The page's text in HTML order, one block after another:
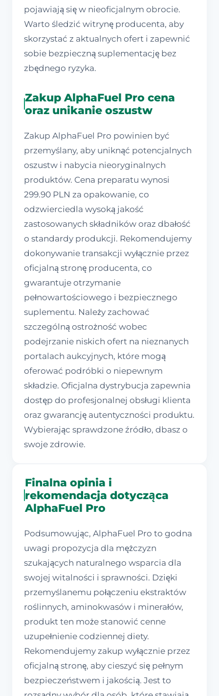
pojawiają się w nieoficjalnym obrocie.
Warto śledzić witrynę producenta, aby
skorzystać z aktualnych ofert i zapewnić
sobie bezpieczną suplementację bez
zbędnego ryzyka.
Zakup AlphaFuel Pro cena
oraz unikanie oszustw
Zakup AlphaFuel Pro powinien być
przemyślany, aby uniknąć potencjalnych
oszustw i nabycia nieoryginalnych
produktów. Cena preparatu wynosi
299.90 PLN za opakowanie, co
odzwierciedla wysoką jakość
zastosowanych składników oraz dbałość
o standardy produkcji. Rekomendujemy
dokonywanie transakcji wyłącznie przez
oficjalną stronę producenta, co
gwarantuje otrzymanie
pełnowartościowego i bezpiecznego
suplementu. Należy zachować
szczególną ostrożność wobec
podejrzanie niskich ofert na nieznanych
portalach aukcyjnych, które mogą
oferować podróbki o niepewnym
składzie. Oficjalna dystrybucja zapewnia
dostęp do profesjonalnej obsługi klienta
oraz gwarancję autentyczności produktu.
Wybierając sprawdzone źródło, dbasz o
swoje zdrowie.
Finalna opinia i
rekomendacja dotycząca
AlphaFuel Pro
Podsumowując, AlphaFuel Pro to godna
uwagi propozycja dla mężczyzn
szukających naturalnego wsparcia dla
swojej witalności i sprawności. Dzięki
przemyślanemu połączeniu ekstraktów
roślinnych, aminokwasów i minerałów,
produkt ten może stanowić cenne
uzupełnienie codziennej diety.
Rekomendujemy zakup wyłącznie przez
oficjalną stronę, aby cieszyć się pełnym
bezpieczeństwem i jakością. Jest to